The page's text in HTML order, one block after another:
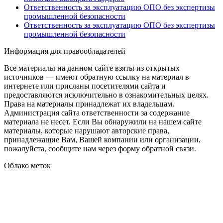
Ответственность за эксплуатацию ОПО без экспертизы
промышленной безопасности
Ответственность за эксплуатацию ОПО без экспертизы
промышленной безопасности
Информация для правообладателей
Все материалы на данном сайте взяты из открытых
источников — имеют обратную ссылку на материал в
интернете или присланы посетителями сайта и
предоставляются исключительно в ознакомительных целях.
Права на материалы принадлежат их владельцам.
Администрация сайта ответственности за содержание
материала не несет. Если Вы обнаружили на нашем сайте
материалы, которые нарушают авторские права,
принадлежащие Вам, Вашей компании или организации,
пожалуйста, сообщите нам через форму обратной связи.
Облако меток